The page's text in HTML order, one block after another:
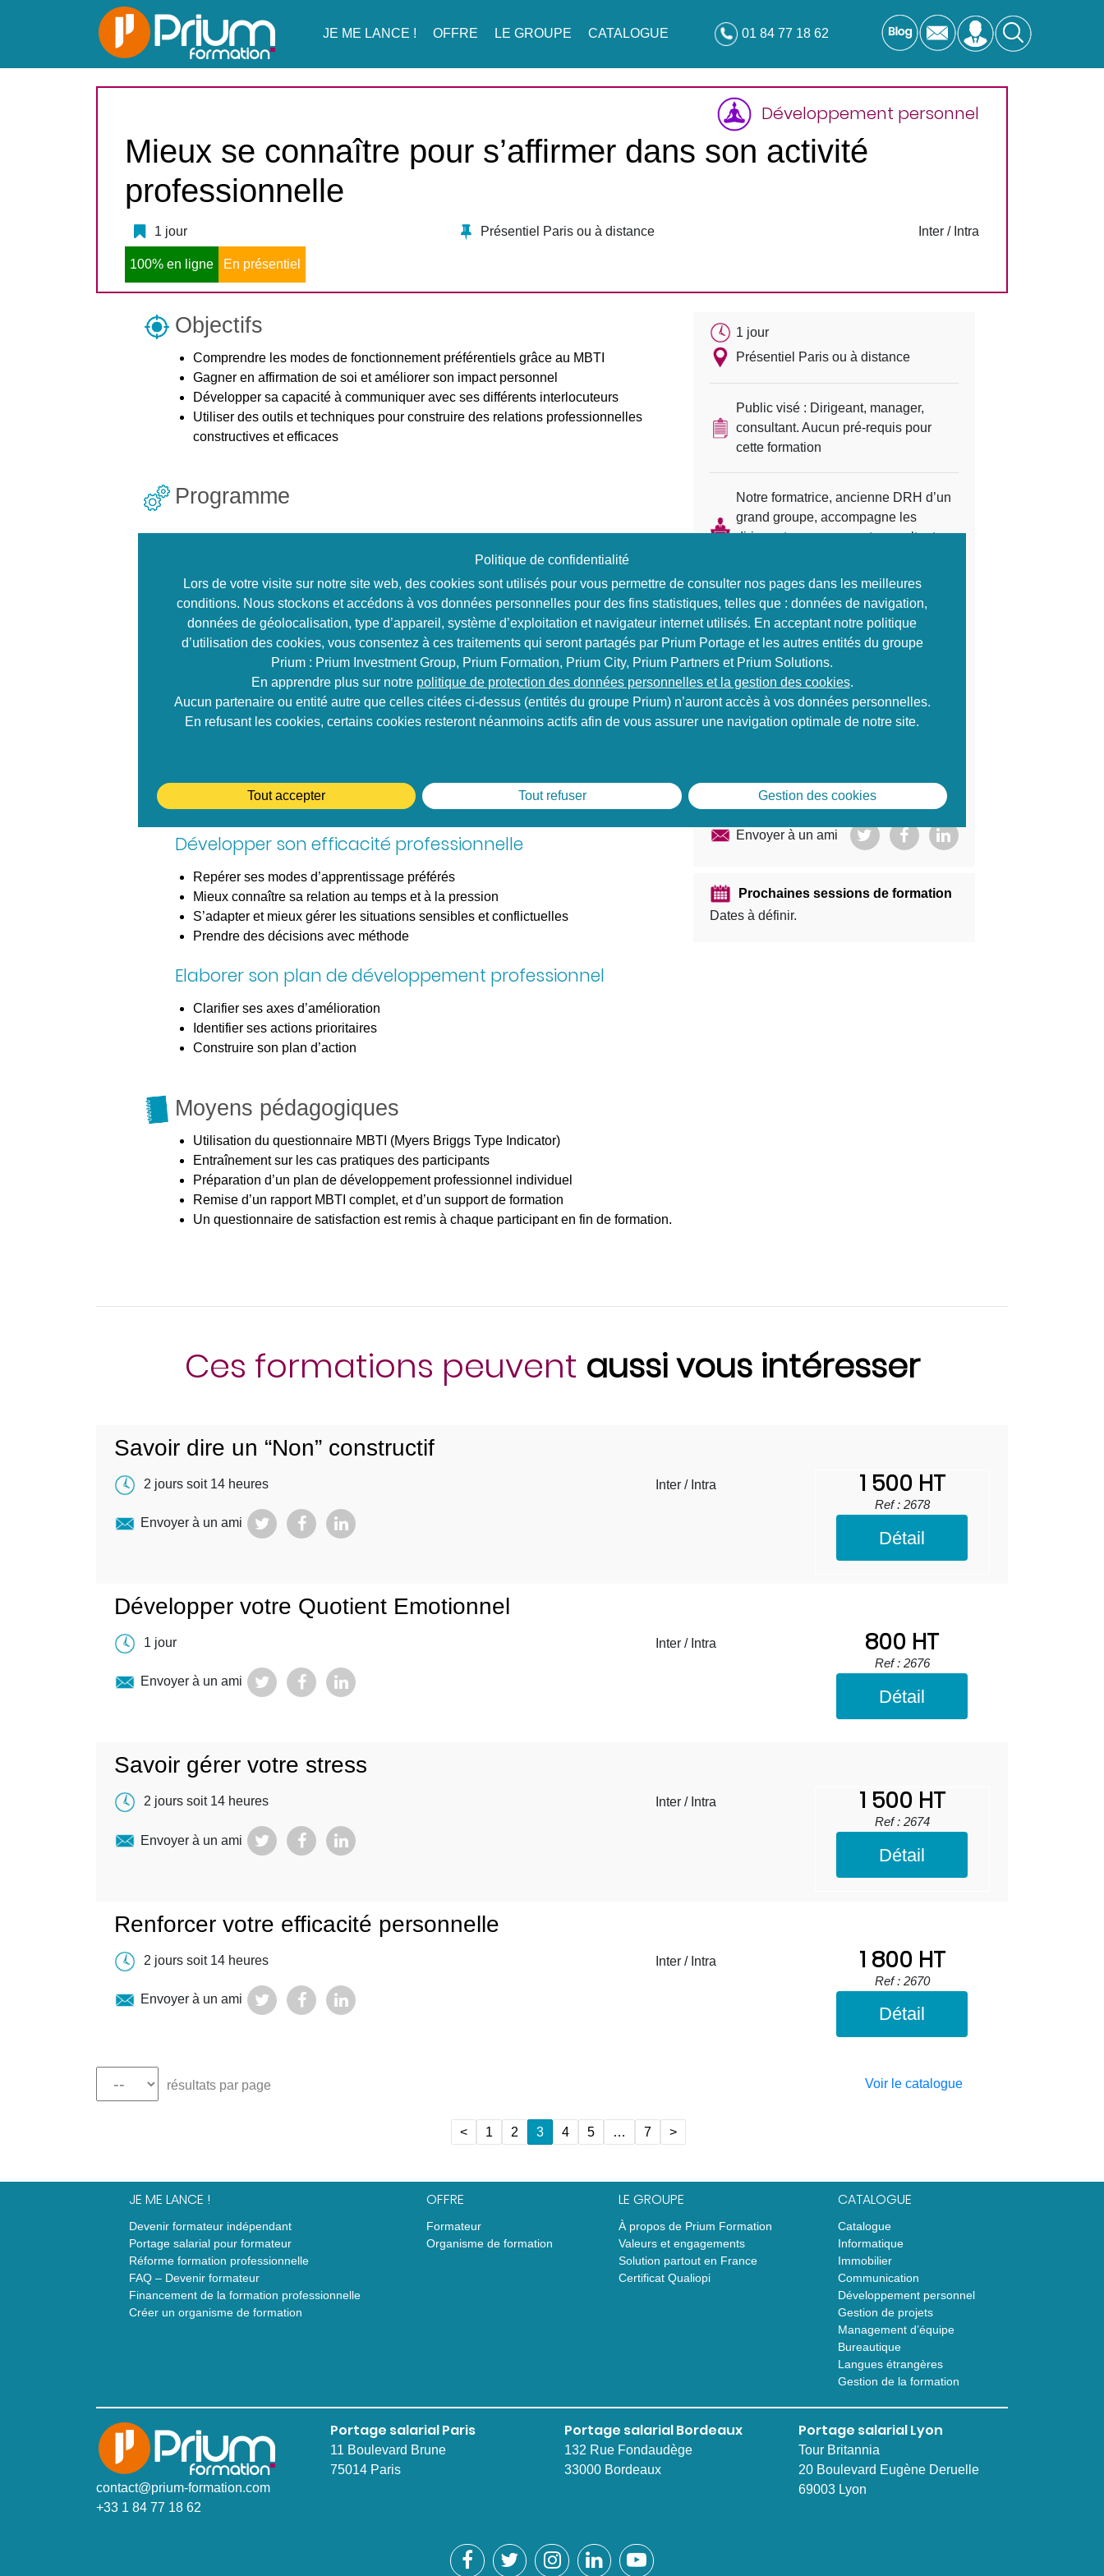
JE ME LANCE ! OFFRE LE GROUPE CATALOGUE 01 84 77 18 62
Développement personnel
Mieux se connaître pour s’affirmer dans son activité
professionnelle
1 jour Présentiel Paris ou à distance Inter / Intra
100% en ligne En présentiel
Objectifs
Comprendre les modes de fonctionnement préférentiels grâce au MBTI
Gagner en affirmation de soi et améliorer son impact personnel
Développer sa capacité à communiquer avec ses différents interlocuteurs
Utiliser des outils et techniques pour construire des relations professionnelles
constructives et efficaces
Programme
Découvrir le MBTI : les travaux de Carl Jung, Myers et Briggs, les 4 dimensions
Comprendre leur impact sur les attitudes, les comportements et les relations avec
les autres
Identifier les différents types de profil
Effectuer son diagnostic individuel et analyser les résultats
Améliorer l’impact de sa communication dans le contexte
professionnel
Intégrer les principes de l’écoute active et du feedback dans sa posture
Ajuster sa communication aux enjeux et aux interlocuteurs en présence
Développer son efficacité professionnelle
Repérer ses modes d’apprentissage préférés
Mieux connaître sa relation au temps et à la pression
S’adapter et mieux gérer les situations sensibles et conflictuelles
Prendre des décisions avec méthode
Elaborer son plan de développement professionnel
Clarifier ses axes d’amélioration
Identifier ses actions prioritaires
Construire son plan d’action
Moyens pédagogiques
Utilisation du questionnaire MBTI (Myers Briggs Type Indicator)
Entraînement sur les cas pratiques des participants
Préparation d’un plan de développement professionnel individuel
Remise d’un rapport MBTI complet, et d’un support de formation
Un questionnaire de satisfaction est remis à chaque participant en fin de formation.
1 jour
Présentiel Paris ou à distance
Public visé : Dirigeant, manager,
consultant. Aucun pré-requis pour
cette formation
Notre formatrice, ancienne DRH d’un
grand groupe, accompagne les
dirigeants, managers et consultants
Devis personnalisé pour des
formations en intra-entreprise.
Information non exhaustive,
programme de formation complet sur
demande.
Ref : 1398 850 HT
Envoyer à un ami
Prochaines sessions de formation
Dates à définir.
Ces formations peuvent aussi vous intéresser
Savoir dire un “Non” constructif
2 jours soit 14 heures Inter / Intra
Envoyer à un ami
1 500 HT
Ref : 2678
Détail
Développer votre Quotient Emotionnel
1 jour Inter / Intra
Envoyer à un ami
800 HT
Ref : 2676
Détail
Savoir gérer votre stress
2 jours soit 14 heures Inter / Intra
Envoyer à un ami
1 500 HT
Ref : 2674
Détail
Renforcer votre efficacité personnelle
2 jours soit 14 heures Inter / Intra
Envoyer à un ami
1 800 HT
Ref : 2670
Détail
résultats par page Voir le catalogue
< 1 2 3 4 5 … 7 >
JE ME LANCE !
Devenir formateur indépendant
Portage salarial pour formateur
Réforme formation professionnelle
FAQ – Devenir formateur
Financement de la formation professionnelle
Créer un organisme de formation
OFFRE
Formateur
Organisme de formation
LE GROUPE
À propos de Prium Formation
Valeurs et engagements
Solution partout en France
Certificat Qualiopi
CATALOGUE
Catalogue
Informatique
Immobilier
Communication
Développement personnel
Gestion de projets
Management d’équipe
Bureautique
Langues étrangères
Gestion de la formation
contact@prium-formation.com
+33 1 84 77 18 62
Portage salarial Paris
11 Boulevard Brune
75014 Paris
Portage salarial Bordeaux
132 Rue Fondaudège
33000 Bordeaux
Portage salarial Lyon
Tour Britannia
20 Boulevard Eugène Deruelle
69003 Lyon
Politique de confidentialité
Lors de votre visite sur notre site web, des cookies sont utilisés pour vous permettre de consulter nos pages dans les meilleures
conditions. Nous stockons et accédons à vos données personnelles pour des fins statistiques, telles que : données de navigation,
données de géolocalisation, type d’appareil, système d’exploitation et navigateur internet utilisés. En acceptant notre politique
d’utilisation des cookies, vous consentez à ces traitements qui seront partagés par Prium Portage et les autres entités du groupe
Prium : Prium Investment Group, Prium Formation, Prium City, Prium Partners et Prium Solutions.
En apprendre plus sur notre politique de protection des données personnelles et la gestion des cookies.
Aucun partenaire ou entité autre que celles citées ci-dessus (entités du groupe Prium) n’auront accès à vos données personnelles.
En refusant les cookies, certains cookies resteront néanmoins actifs afin de vous assurer une navigation optimale de notre site.
Tout accepter Tout refuser Gestion des cookies